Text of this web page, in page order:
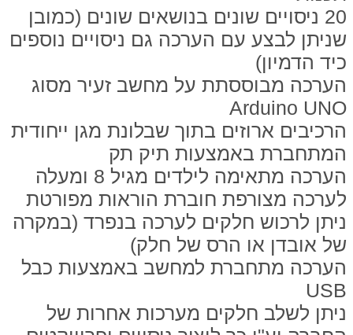
20 ניסויים שונים בנושאים שונים (כמובן
שניתן לבצע עם הערכה גם ניסויים נוספים
כיד הדמיון)
הערכה מבוססתת על מחשב זעיר מסוג
Arduino UNO
הרכיבים ארוזים בתוך שבלונת מגן ייחודית
המתחברת באמצעות תיק תק
הערכה מתאימה לילדים מגיל 8 ומעלה
לערכה מצורפת חוברת הוראות מפורטת
ניתן לרכוש חלקים לערכה בנפרד (במקרה
של אובדן או הרס של חלק)
הערכה מתחברת למחשב באמצעות כבל
USB
ניתן לשלב חלקים מערכות אחרות של